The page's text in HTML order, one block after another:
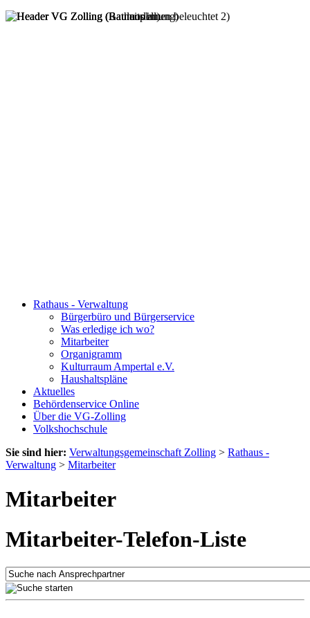
Rathaus - Verwaltung
Bürgerbüro und Bürgerservice
Was erledige ich wo?
Mitarbeiter
Organigramm
Kulturraum Ampertal e.V.
Haushaltspläne
Aktuelles
Behördenservice Online
Über die VG-Zolling
Volkshochschule
Sie sind hier: Verwaltungsgemeinschaft Zolling > Rathaus -
Verwaltung > Mitarbeiter
Mitarbeiter
Mitarbeiter-Telefon-Liste